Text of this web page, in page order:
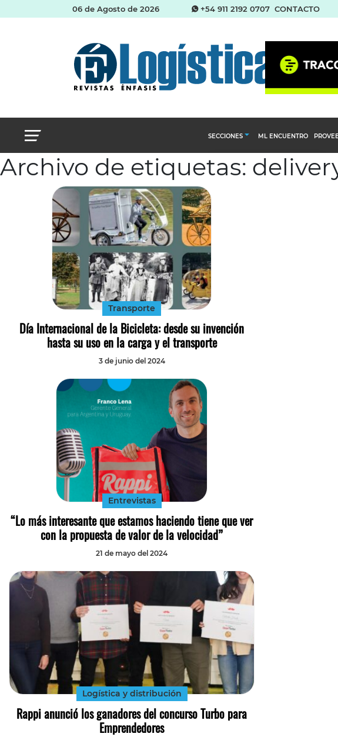
06 de Agosto de 2026 +54 911 2192 0707 CONTACTO
SECCIONES
Abastecimiento y compras
ML ENCUENTRO
Archivo de etiquetas:
Transporte
Día Internacional de la Bicicleta: desde su invención
hasta su uso en la carga y el transporte
3 de junio del 2024
Entrevistas
“Lo más interesante que estamos haciendo tiene que ver
con la propuesta de valor de la velocidad”
21 de mayo del 2024
Logística y distribución
Rappi anunció los ganadores del concurso Turbo para
Emprendedores